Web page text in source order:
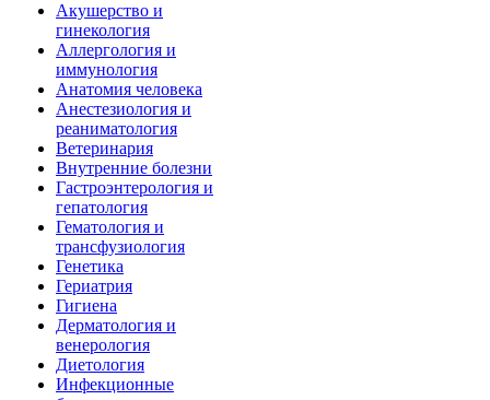
Акушерство и
гинекология
Аллергология и
иммунология
Анатомия человека
Анестезиология и
реаниматология
Ветеринария
Внутренние болезни
Гастроэнтерология и
гепатология
Гематология и
трансфузиология
Генетика
Гериатрия
Гигиена
Дерматология и
венерология
Диетология
Инфекционные